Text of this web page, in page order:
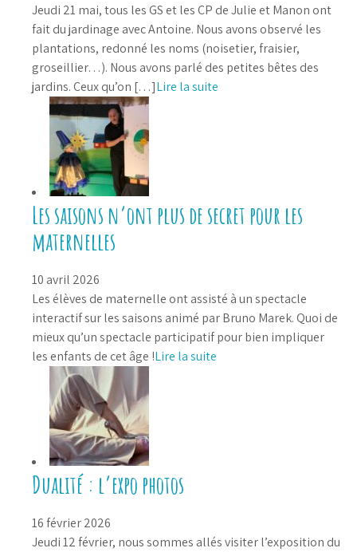
Jeudi 21 mai, tous les GS et les CP de Julie et Manon ont
fait du jardinage avec Antoine. Nous avons observé les
plantations, redonné les noms (noisetier, fraisier,
groseillier…). Nous avons parlé des petites bêtes des
jardins. Ceux qu’on […]Lire la suite
Les saisons n’ont plus de secret pour les
maternelles
10 avril 2026
Les élèves de maternelle ont assisté à un spectacle
interactif sur les saisons animé par Bruno Marek. Quoi de
mieux qu’un spectacle participatif pour bien impliquer
les enfants de cet âge !Lire la suite
Dualité : l’expo photos
16 février 2026
Jeudi 12 février, nous sommes allés visiter l’exposition du